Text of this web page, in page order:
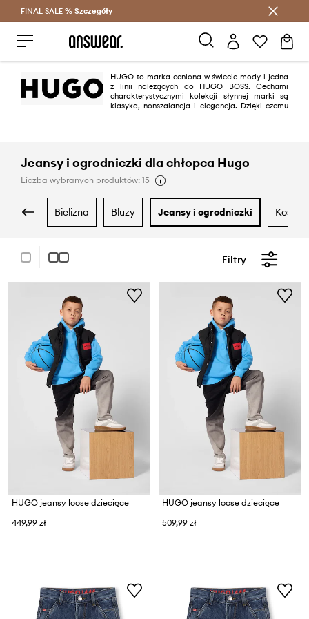
Oszczędzaj z Answear Club >
FINAL SALE % Szczegóły
HUGO to marka ceniona w świecie mody i jedna
z linii należących do HUGO BOSS. Cechami
charakterystycznymi kolekcji słynnej marki są
klasyka, nonszalancja i elegancja. Dzięki czemu
Jeansy i ogrodniczki dla chłopca Hugo
Liczba wybranych produktów: 15
bielizna bluzy jeansy i ogrodniczki koszule
Filtry
HUGO jeansy loose dziecięce
449,99 zł
HUGO jeansy loose dziecięce
509,99 zł